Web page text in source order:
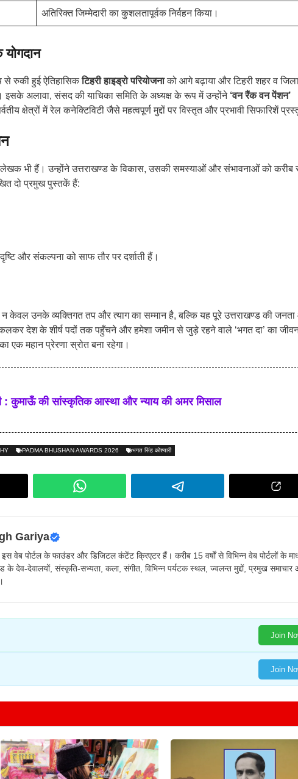
अतिरिक्त जिम्मेदारी का कुशलतापूर्वक निर्वहन किया।
योगदान
से रुकी हुई ऐतिहासिकटिहरी हाइड्रो परियोजनाको आगे बढ़ाया और टिहरी शहर व जिला
अलावा, संसद की याचिका समिति के अध्यक्ष के रूप में उन्होंने ‘वन रैंक वन पेंशन’
क्षेत्रों में रेल कनेक्टिविटी जैसे महत्वपूर्ण मुद्दों पर विस्तृत और प्रभावी सिफारिशें
लेखक भी हैं। उन्होंने उत्तराखण्ड के विकास, उसकी समस्याओं और संभावनाओं को करीब
दो प्रमुख पुस्तकें हैं:
और संकल्‍पना को साफ तौर पर दर्शाती हैं।
न केवल उनके व्यक्तिगत तप और त्याग का सम्मान है, बल्कि यह पूरे उत्तराखण्ड की
देश के शीर्ष पदों तक पहुँचने और हमेशा जमीन से जुड़े रहने वाले ‘भगत दा’ का
एक महान प्रेरणा स्रोत बना रहेगा।
: कुमाऊँ की सांस्कृतिक आस्था और न्याय की अमर मिसाल
PADMA BHUSHAN AWARDS 2026 भगत सिंह कोश्यारी
Gariya
इस वेब पोर्टल के फाउंडर और डिजिटल कंटेंट क्रिएटर हैं। करीब 15 वर्षों से विभिन्न वेब पोर्टलों के
के देव-देवालयों, संस्कृति-सभ्यता, कला, संगीत, विभिन्न पर्यटक स्थल, ज्वलन्त मुद्दों, प्रमुख समाचार
Join
Join